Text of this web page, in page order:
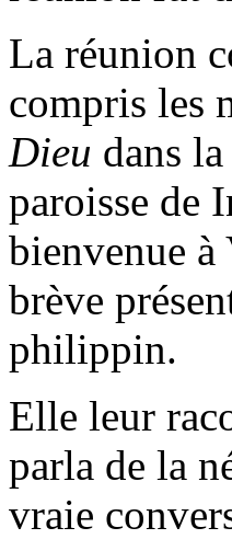
La réunion
compris les
Dieu dans
paroisse de
bienvenue à
brève
philippin.
Elle leur
parla de la
vraie